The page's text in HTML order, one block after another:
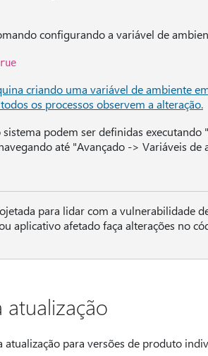
configurando a variável de
criando uma variável de ambiente
os processos observem a alteração.
podem ser definidas executando
até "Avançado -> Variáveis de
para lidar com a vulnerabilidade
aplicativo afetado faça alterações no
atualização
para versões de produto